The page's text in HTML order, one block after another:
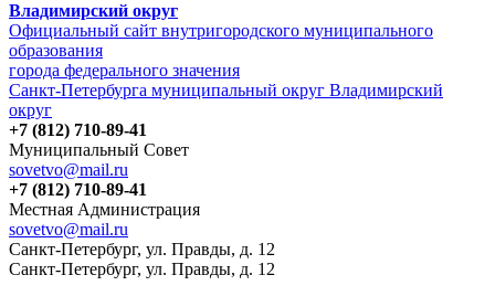
Владимирский округ
Официальный сайт внутригородского муниципального
образования
города федерального значения
Санкт-Петербурга муниципальный округ Владимирский
округ
+7 (812) 710-89-41
Муниципальный Совет
sovetvo@mail.ru
+7 (812) 710-89-41
Местная Администрация
sovetvo@mail.ru
Санкт-Петербург, ул. Правды, д. 12
Санкт-Петербург, ул. Правды, д. 12